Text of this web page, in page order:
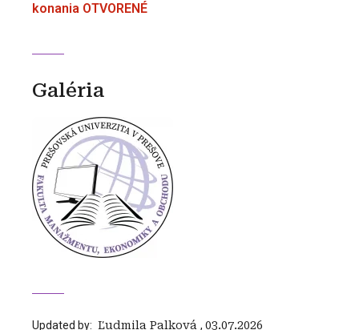
konania OTVORENÉ
Galéria
Updated by: ‍ Ľudmila Palková , 03.07.2026